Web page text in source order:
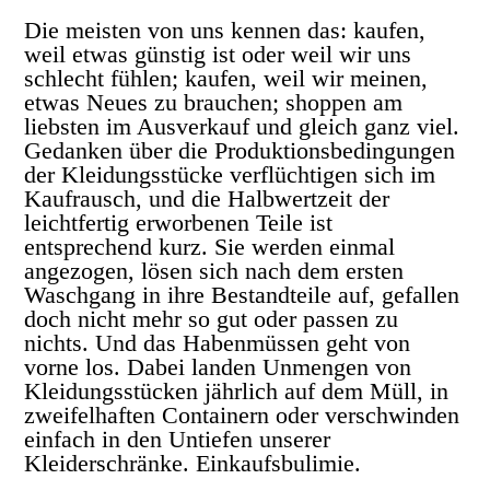
Die meisten von uns kennen das: kaufen,
weil etwas günstig ist oder weil wir uns
schlecht fühlen; kaufen, weil wir meinen,
etwas Neues zu brauchen; shoppen am
liebsten im Ausverkauf und gleich ganz viel.
Gedanken über die Produktionsbedingungen
der Kleidungsstücke verflüchtigen sich im
Kaufrausch, und die Halbwertzeit der
leichtfertig erworbenen Teile ist
entsprechend kurz. Sie werden einmal
angezogen, lösen sich nach dem ersten
Waschgang in ihre Bestandteile auf, gefallen
doch nicht mehr so gut oder passen zu
nichts. Und das Habenmüssen geht von
vorne los. Dabei landen Unmengen von
Kleidungsstücken jährlich auf dem Müll, in
zweifelhaften Containern oder verschwinden
einfach in den Untiefen unserer
Kleiderschränke. Einkaufsbulimie.